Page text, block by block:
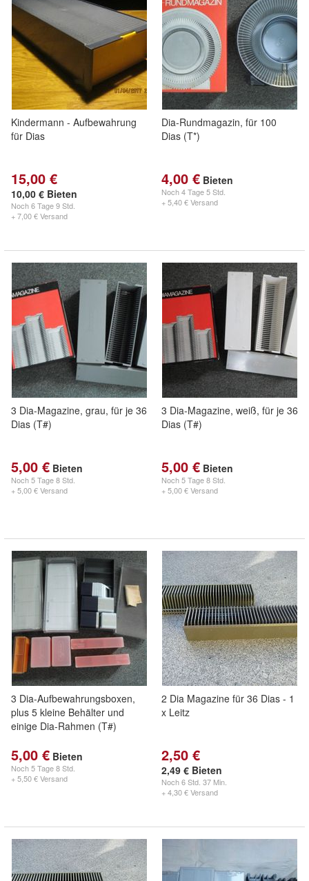
Kindermann - Aufbewahrung
für Dias
15,00 €
10,00 € Bieten
Noch6 Tage 9 Std.
+ 7,00 € Versand
Dia-Rundmagazin, für 100
Dias (T*)
4,00 € Bieten
Noch4 Tage 5 Std.
+ 5,40 € Versand
3 Dia-Magazine, grau, für je 36
Dias (T#)
5,00 € Bieten
Noch5 Tage 8 Std.
+ 5,00 € Versand
3 Dia-Magazine, weiß, für je 36
Dias (T#)
5,00 € Bieten
Noch5 Tage 8 Std.
+ 5,00 € Versand
3 Dia-Aufbewahrungsboxen,
plus 5 kleine Behälter und
einige Dia-Rahmen (T#)
5,00 € Bieten
Noch5 Tage 8 Std.
+ 5,50 € Versand
2 Dia Magazine für 36 Dias - 1
x Leitz
2,50 €
2,49 € Bieten
Noch6 Std. 37 Min.
+ 4,30 € Versand